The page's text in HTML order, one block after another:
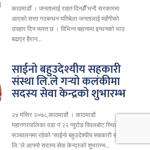
काठमाडौं । जनतालाई राहत दिन्छौँ भन्दै सरकारमा
आएको सत्ता गठबन्धन यतिबेला जनतालाई महँगीको
उपहार दिन व्यस्त छ । विभिन्न बहानामा इन्धनको भाउ
बढाएर हैरान...
साईनो बहुउदेश्यीय सहकारी
संस्था लि.ले गर्‍यो कलंकीमा
सदस्य सेवा केन्द्रको शुभारम्भ
२४ मंसिर २०७८,काठमाडौ । काठमाडौ
महानगरपालिका वडा नं २२ न्युरोड पिपलबोट स्थित
सञ्चालनमा रहेको 'साईनो बहुउदेश्यीय सहकारी संस्था
लि.'ले आफ्नो सदस्य सेवा केन्द्रको शुभारम्भ...